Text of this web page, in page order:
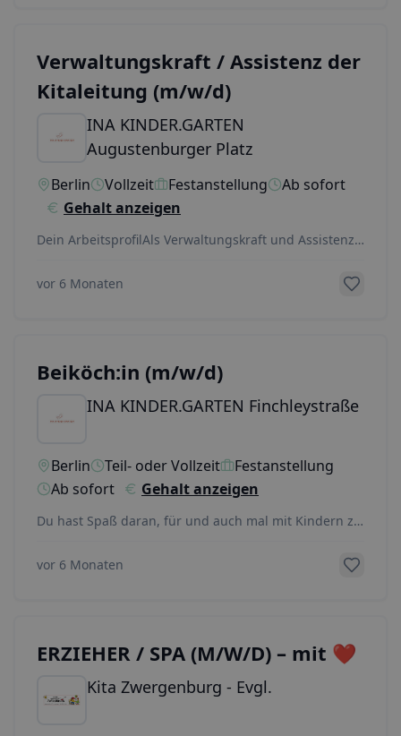
Verwaltungskraft / Assistenz der
Kitaleitung (m/w/d)
INA KINDER.GARTEN
Augustenburger Platz
Berlin Vollzeit Festanstellung
Ab sofort
Gehalt anzeigen
Dein ArbeitsprofilAls Verwaltungskraft und Assistenz
vor 6 Monaten
Beiköch:in (m/w/d)
INA KINDER.GARTEN Finchleystraße
Berlin Teil- oder Vollzeit
Festanstellung
Ab sofort
Gehalt anzeigen
Du hast Spaß daran, für und auch mal mit Kindern zu
vor 6 Monaten
ERZIEHER / SPA (M/W/D) – mit ❤️
Kita Zwergenburg - Evgl.